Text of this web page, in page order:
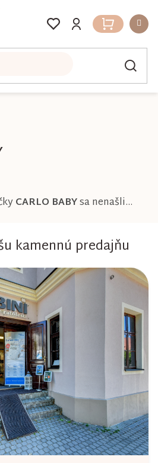
Nákupný
košík
CARLO BABYsa nenašli...
kamennú predajňu